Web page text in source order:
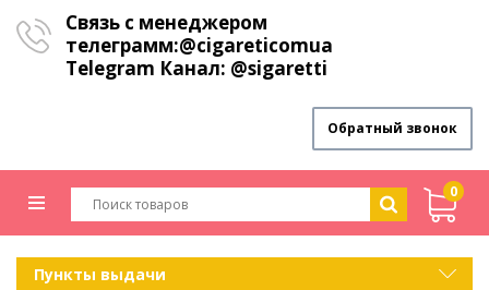
Связь с менеджером
телеграмм:@cigareticomua
Telegram Канал: @sigaretti
Обратный звонок
0
Пункты выдачи